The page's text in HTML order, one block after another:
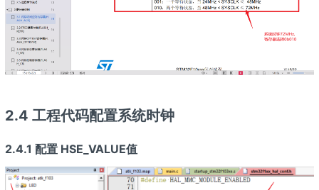
2.4 工程代码配置系统时钟
2.4.1 配置 HSE_VALUE值